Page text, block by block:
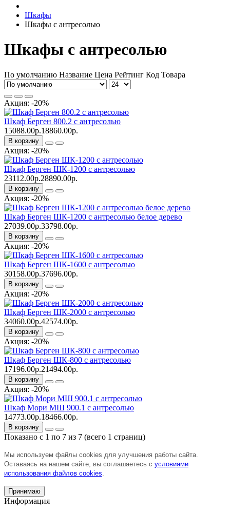
Шкафы
Шкафы с антресолью
Шкафы с антресолью
По умолчанию Название Цена Рейтинг Код Товара
Акция: -20%
Шкаф Берген 800.2 с антресолью
15088.00р.18860.00р.
В корзину
Акция: -20%
Шкаф Берген ШК-1200 с антресолью
23112.00р.28890.00р.
В корзину
Акция: -20%
Шкаф Берген ШК-1200 с антресолью белое дерево
27039.00р.33798.00р.
В корзину
Акция: -20%
Шкаф Берген ШК-1600 с антресолью
30158.00р.37696.00р.
В корзину
Акция: -20%
Шкаф Берген ШК-2000 с антресолью
34060.00р.42574.00р.
В корзину
Акция: -20%
Шкаф Берген ШК-800 с антресолью
17196.00р.21494.00р.
В корзину
Акция: -20%
Шкаф Мори МШ 900.1 с антресолью
14773.00р.18466.00р.
В корзину
Показано с 1 по 7 из 7 (всего 1 страниц)
Мы используем файлы cookies для улучшения работы сайта.
Оставаясь на нашем сайте, вы соглашаетесь с условиями
использования файлов cookies
Принимаю
Информация